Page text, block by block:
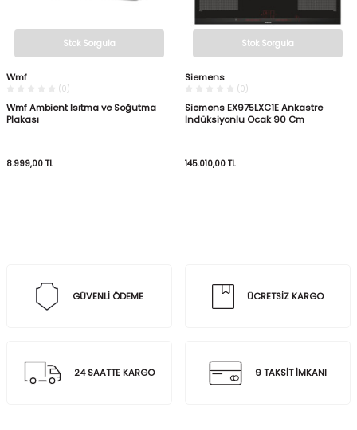
Stok Sorgula
Wmf
(0)
Wmf Ambient Isıtma ve Soğutma
Plakası
8.999,00 TL
Stok Sorgula
Siemens
(0)
Siemens EX975LXC1E Ankastre
İndüksiyonlu Ocak 90 Cm
145.010,00 TL
GÜVENLİ ÖDEME ÜCRETSİZ KARGO
24 SAATTE KARGO 9 TAKSİT İMKANI